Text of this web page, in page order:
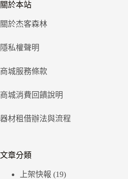
關於本站
關於杰客森林
隱私權聲明
商城服務條款
商城消費回饋說明
器材租借辦法與流程
文章分類
上架快報 (19)